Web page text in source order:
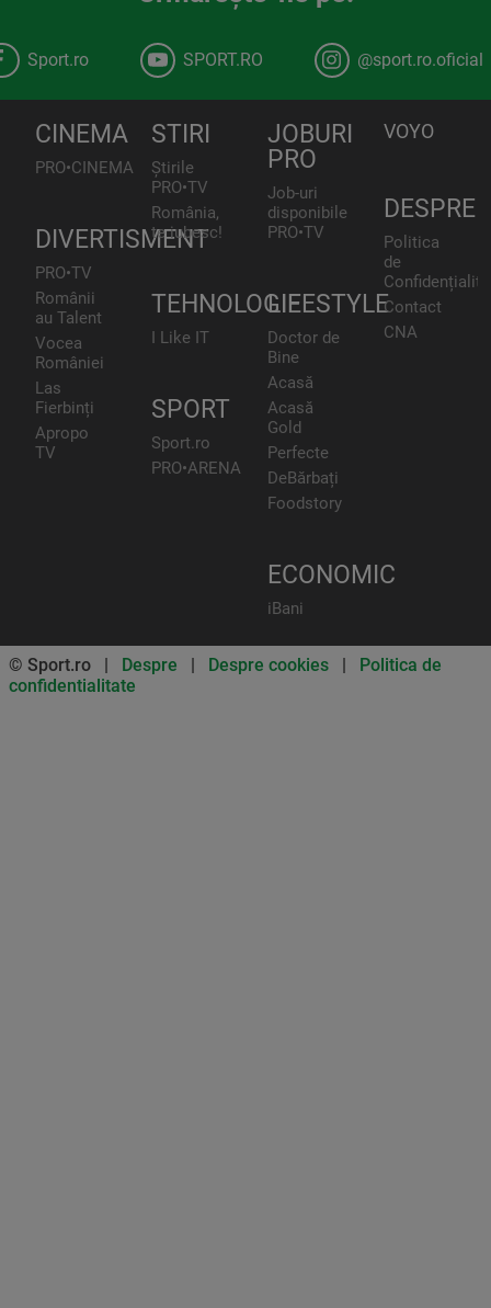
Sport.ro SPORT.RO @sport.ro.oficial
CINEMA
PRO•CINEMA
DIVERTISMENT
PRO•TV
Românii
au Talent
Vocea
României
Las
Fierbinți
Apropo
TV
STIRI
Știrile
PRO•TV
România,
te iubesc!
TEHNOLOGIE
I Like IT
SPORT
Sport.ro
PRO•ARENA
JOBURI
PRO
Job-uri
disponibile
PRO•TV
LIFESTYLE
Doctor de
Bine
Acasă
Acasă
Gold
Perfecte
DeBărbați
Foodstory
ECONOMIC
iBani
VOYO
DESPRE
Politica
de
Contact
CNA
© Sport.ro | Despre | Despre cookies | Politica de
confidentialitate